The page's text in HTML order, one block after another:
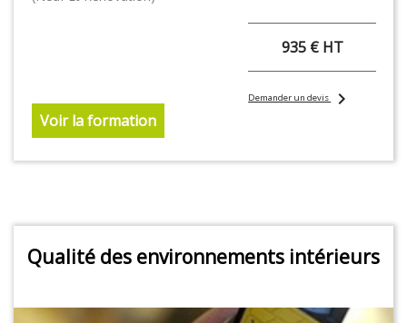
Voir la formation
935 € HT
Demander un devischevron_right
Qualité des environnements intérieurs